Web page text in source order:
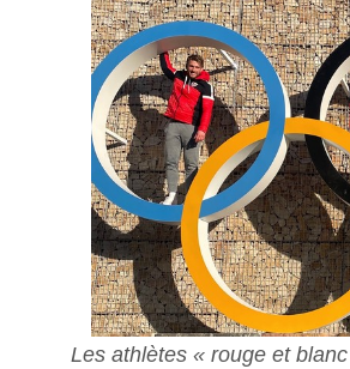
Les athlètes « rouge et